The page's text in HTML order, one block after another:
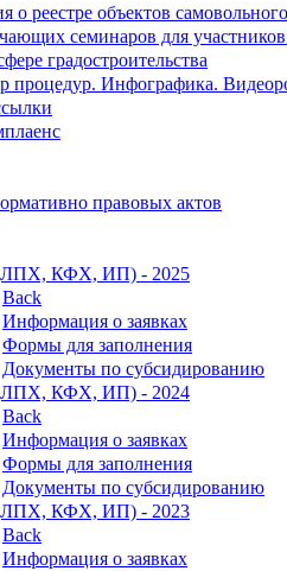
о реестре объектов
семинаров для участников
градостроительства
процедур. Инфографика.
правовых актов
КФХ, ИП) - 2025
Back
Информация о заявках
Формы для заполнения
Документы по субсидированию
КФХ, ИП) - 2024
Back
Информация о заявках
Формы для заполнения
Документы по субсидированию
КФХ, ИП) - 2023
Back
Информация о заявках